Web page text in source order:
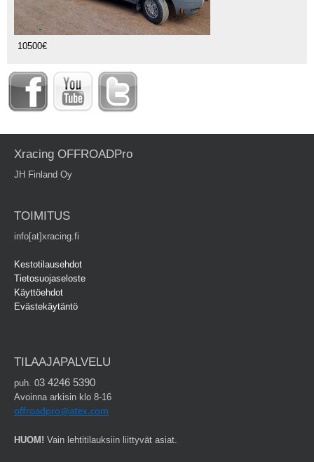
10500€
Xracing OFFROADPro
JH Finland Oy
TOIMITUS
info[at]xracing.fi
Kestotilausehdot
Tietosuojaseloste
Käyttöehdot
Evästekäytäntö
TILAAJAPALVELU
puh. 03 4246 5390
Avoinna arkisin klo 8-16
offroadpro@atex.com
HUOM! Vain lehtitilauksiin liittyvät asiat.